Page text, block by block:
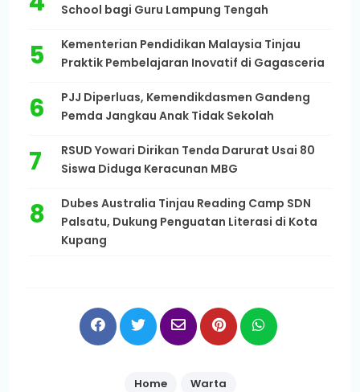
School bagi Guru Lampung Tengah
Kementerian Pendidikan Malaysia Tinjau
Praktik Pembelajaran Inovatif di Gagasceria
PJJ Diperluas, Kemendikdasmen Gandeng
Pemda Jangkau Anak Tidak Sekolah
RSUD Yowari Dirikan Tenda Darurat Usai 80
Siswa Diduga Keracunan MBG
Dubes Australia Tinjau Reading Camp SDN
Palsatu, Dukung Penguatan Literasi di Kota
Kupang
Home Warta